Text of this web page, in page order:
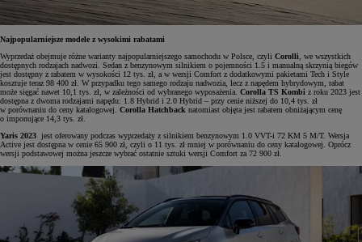
Najpopularniejsze modele z wysokimi rabatami
Wyprzedaż obejmuje różne warianty najpopularniejszego samochodu w Polsce, czyli Corolli, we wszystkich
dostępnych rodzajach nadwozi. Sedan z benzynowym silnikiem o pojemności 1.5 i manualną skrzynią biegów
jest dostępny z rabatem w wysokości 12 tys. zł, a w wersji Comfort z dodatkowymi pakietami Tech i Style
kosztuje teraz 98 400 zł. W przypadku tego samego rodzaju nadwozia, lecz z napędem hybrydowym, rabat
może sięgać nawet 10,1 tys. zł, w zależności od wybranego wyposażenia. Corolla TS Kombi z roku 2023 jest
dostępna z dwoma rodzajami napędu: 1.8 Hybrid i 2.0 Hybrid – przy cenie niższej do 10,4 tys. zł
w porównaniu do ceny katalogowej. Corolla Hatchback natomiast objęta jest rabatem obniżającym cenę
o imponujące 14,3 tys. zł.
Yaris 2023 jest oferowany podczas wyprzedaży z silnikiem benzynowym 1.0 VVT-i 72 KM 5 M/T. Wersja
Active jest dostępna w cenie 65 900 zł, czyli o 11 tys. zł mniej w porównaniu do ceny katalogowej. Oprócz
wersji podstawowej można jeszcze wybrać ostatnie sztuki wersji Comfort za 72 900 zł.